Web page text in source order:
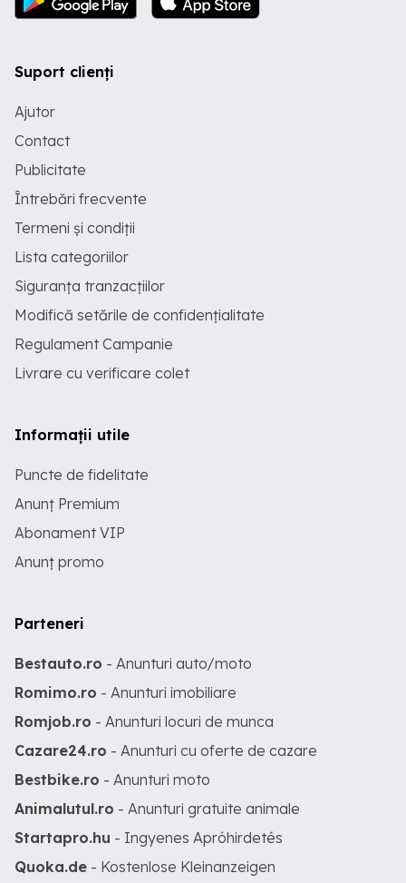
Suport clienți
Ajutor
Contact
Publicitate
Întrebări frecvente
Termeni și condiții
Lista categoriilor
Siguranța tranzacțiilor
Modifică setările de confidențialitate
Regulament Campanie
Livrare cu verificare colet
Informații utile
Puncte de fidelitate
Anunț Premium
Abonament VIP
Anunț promo
Parteneri
Bestauto.ro - Anunturi auto/moto
Romimo.ro - Anunturi imobiliare
Romjob.ro - Anunturi locuri de munca
Cazare24.ro - Anunturi cu oferte de cazare
Bestbike.ro - Anunturi moto
Animalutul.ro - Anunturi gratuite animale
Startapro.hu - Ingyenes Apróhirdetés
Quoka.de - Kostenlose Kleinanzeigen